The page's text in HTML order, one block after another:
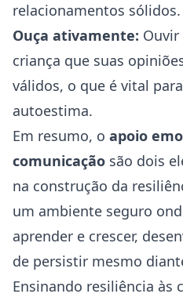
relacionamentos sólidos.
Ouça ativamente:
criança que suas
válidos, o que é vital
autoestima.
Em resumo, o apoio
comunicação são dois
na construção da
um ambiente seguro
aprender e crescer,
de persistir mesmo
Ensinando resiliência às